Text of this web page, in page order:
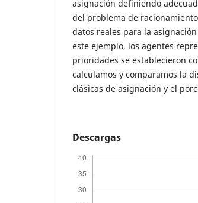
asignación definiendo
del problema de
datos reales para la
este ejemplo, los agentes
prioridades se establecieron
calculamos y comparamos la
clásicas de asignación y el
Descargas